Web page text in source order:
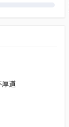
厚道